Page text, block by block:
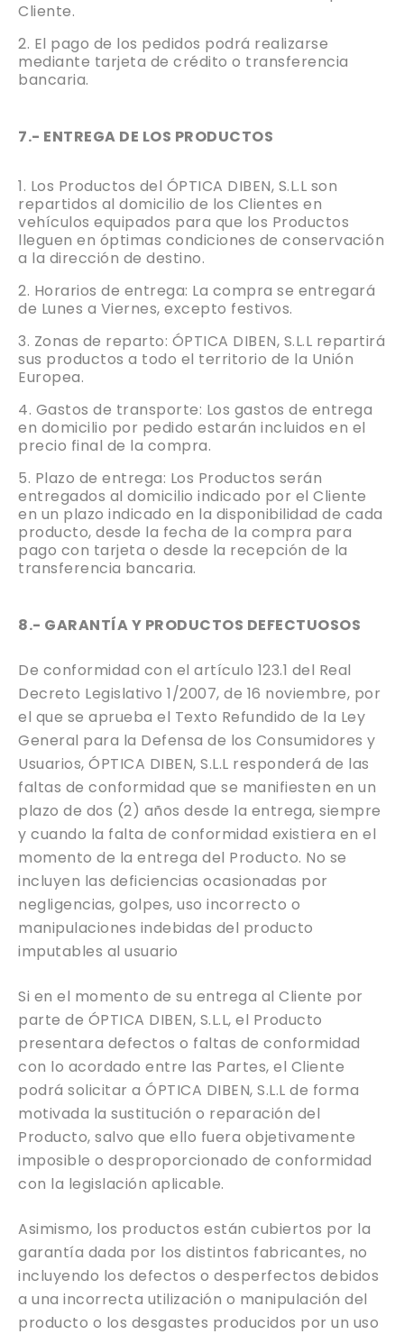
Cliente.
El pago de los pedidos podrá realizarse
mediante tarjeta de crédito o transferencia
bancaria.
7.- ENTREGA DE LOS PRODUCTOS
Los Productos del ÓPTICA DIBEN, S.L.L son
repartidos al domicilio de los Clientes en
vehículos equipados para que los Productos
lleguen en óptimas condiciones de conservación
a la dirección de destino.
Horarios de entrega: La compra se entregará
de Lunes a Viernes, excepto festivos.
Zonas de reparto: ÓPTICA DIBEN, S.L.L repartirá
sus productos a todo el territorio de la Unión
Europea.
Gastos de transporte: Los gastos de entrega
en domicilio por pedido estarán incluidos en el
precio final de la compra.
Plazo de entrega: Los Productos serán
entregados al domicilio indicado por el Cliente
en un plazo indicado en la disponibilidad de cada
producto, desde la fecha de la compra para
pago con tarjeta o desde la recepción de la
transferencia bancaria.
8.- GARANTÍA Y PRODUCTOS DEFECTUOSOS
De conformidad con el artículo 123.1 del Real
Decreto Legislativo 1/2007, de 16 noviembre, por
el que se aprueba el Texto Refundido de la Ley
General para la Defensa de los Consumidores y
Usuarios, ÓPTICA DIBEN, S.L.L responderá de las
faltas de conformidad que se manifiesten en un
plazo de dos (2) años desde la entrega, siempre
y cuando la falta de conformidad existiera en el
momento de la entrega del Producto. No se
incluyen las deficiencias ocasionadas por
negligencias, golpes, uso incorrecto o
manipulaciones indebidas del producto
imputables al usuario
Si en el momento de su entrega al Cliente por
parte de ÓPTICA DIBEN, S.L.L, el Producto
presentara defectos o faltas de conformidad
con lo acordado entre las Partes, el Cliente
podrá solicitar a ÓPTICA DIBEN, S.L.L de forma
motivada la sustitución o reparación del
Producto, salvo que ello fuera objetivamente
imposible o desproporcionado de conformidad
con la legislación aplicable.
Asimismo, los productos están cubiertos por la
garantía dada por los distintos fabricantes, no
incluyendo los defectos o desperfectos debidos
a una incorrecta utilización o manipulación del
producto o los desgastes producidos por un uso